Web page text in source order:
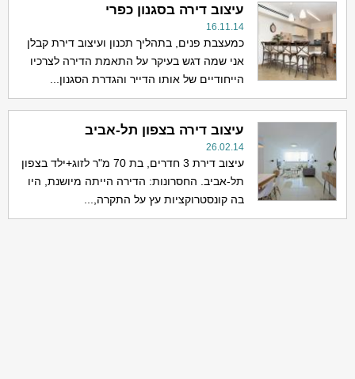
עיצוב דירה בסגנון כפרי
16.11.14
כמעצבת פנים, בתהליך תכנון ועיצוב דירת קבלן
אני שמה דגש בעיקר על התאמת הדירה לצרכיו
הייחודיים של אותו הדייר והגדרת הסגנון...
עיצוב דירה בצפון תל-אביב
26.02.14
עיצוב דירת 3 חדרים, בת 70 מ"ר לזוג+ילד בצפון
תל-אביב. החסרונות: הדירה הייתה מיושנת, היו
בה קונסטרוקציות עץ על התקרה,...